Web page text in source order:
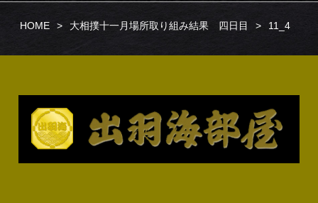
HOME 大相撲十一月場所取り組み結果 四日目 11_4